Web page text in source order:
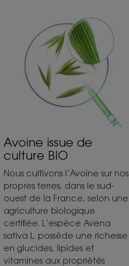
Avoine issue de
culture BIO
Nous cultivons l’Avoine sur nos
propres terres, dans le sud-
ouest de la France, selon une
agriculture biologique
certifiée. L’espèce Avena
sativa L. possède une richesse
en glucides, lipides et
vitamines aux propriétés